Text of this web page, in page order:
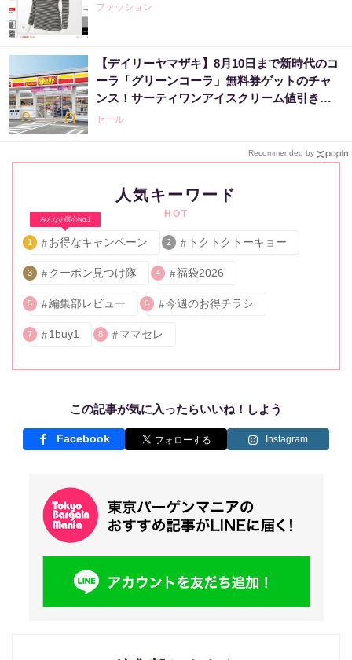
ファッション
【デイリーヤマザキ】8月10日まで新時代のコ
ーラ「グリーンコーラ」無料券ゲットのチャ
ンス！サーティワンアイスクリーム値引きな
どお得企画も目白押し。
セール
Recommended by
人気キーワード
HOT
みんなの関心No.1
1 お得なキャンペーン 2 トクトクトーキョー
3 クーポン見つけ隊 4 福袋2026
5 編集部レビュー 6 今週のお得チラシ
7 1buy1 8 ママセレ
この記事が気に入ったらいいね！しよう
Facebook Instagram